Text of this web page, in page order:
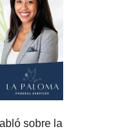
sobre la